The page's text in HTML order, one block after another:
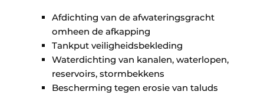
Afdichting van de afwateringsgracht
omheen de afkapping
Tankput veiligheidsbekleding
Waterdichting van kanalen, waterlopen,
reservoirs, stormbekkens
Bescherming tegen erosie van taluds